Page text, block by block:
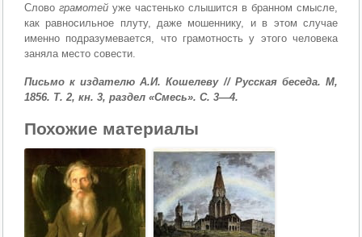
Словограмотейуже частенько слышится в бранном смысле,
как равносильное плуту, даже мошеннику, и в этом случае
именно под­разумевается, что грамотность у этого человека
заняла место совести.
Письмо к издателю А.И. Кошелеву // Русская беседа. М,
1856. Т. 2, кн. 3, раздел «Смесь». С. 3—4.
Похожие материалы